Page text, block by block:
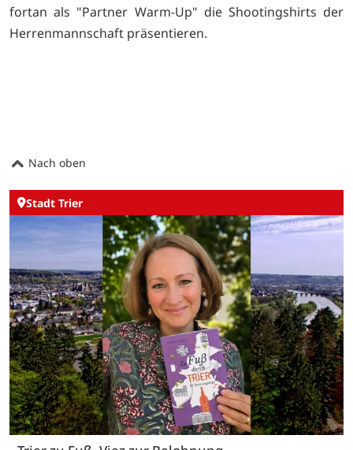
fortan als "Partner Warm-Up" die Shootingshirts der
Herrenmannschaft präsentieren.
Nach oben
Stadt Trier